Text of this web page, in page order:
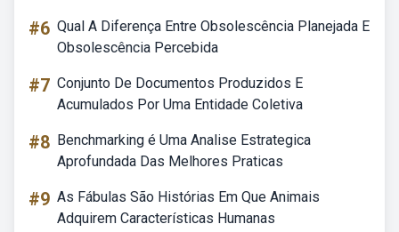
#6 Qual A Diferença Entre Obsolescência Planejada E
Obsolescência Percebida
#7 Conjunto De Documentos Produzidos E
Acumulados Por Uma Entidade Coletiva
#8 Benchmarking é Uma Analise Estrategica
Aprofundada Das Melhores Praticas
#9 As Fábulas São Histórias Em Que Animais
Adquirem Características Humanas